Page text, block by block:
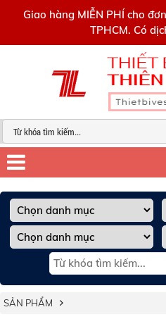
Giao hàng MIỄN PHÍ cho
TPHCM. Có
SẢN PHẨM
0909445903